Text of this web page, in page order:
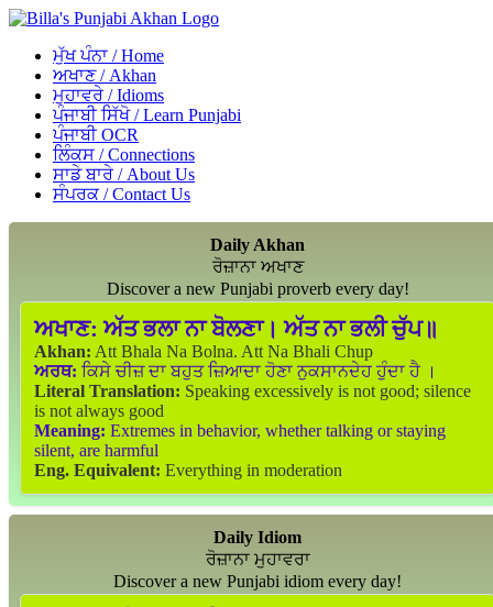
ਮੁੱਖ ਪੰਨਾ / Home
ਅਖਾਣ / Akhan
ਮੁਹਾਵਰੇ / Idioms
ਪੰਜਾਬੀ ਸਿੱਖੋ / Learn Punjabi
ਪੰਜਾਬੀ OCR
ਲਿੰਕਸ / Connections
ਸਾਡੇ ਬਾਰੇ / About Us
ਸੰਪਰਕ / Contact Us
Daily Akhan
ਰੋਜ਼ਾਨਾ ਅਖਾਣ
Discover a new Punjabi proverb every day!
ਅਖਾਣ: ਅੱਤ ਭਲਾ ਨਾ ਬੋਲਣਾ। ਅੱਤ ਨਾ ਭਲੀ ਚੁੱਪ॥
Akhan: Att Bhala Na Bolna. Att Na Bhali Chup
ਅਰਥ: ਕਿਸੇ ਚੀਜ਼ ਦਾ ਬਹੁਤ ਜ਼ਿਆਦਾ ਹੋਣਾ ਨੁਕਸਾਨਦੇਹ ਹੁੰਦਾ ਹੈ ।
Literal Translation: Speaking excessively is not good; silence
is not always good
Meaning: Extremes in behavior, whether talking or staying
silent, are harmful
Eng. Equivalent: Everything in moderation
Daily Idiom
ਰੋਜ਼ਾਨਾ ਮੁਹਾਵਰਾ
Discover a new Punjabi idiom every day!